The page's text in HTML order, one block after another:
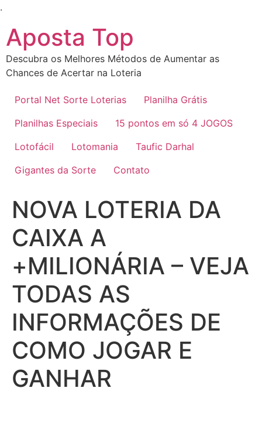
.
conteúdo
Aposta Top
Descubra os Melhores Métodos de Aumentar as
Chances de Acertar na Loteria
Portal Net Sorte Loterias
Planilha Grátis
Planilhas Especiais
15 pontos em só 4 JOGOS
Lotofácil
Lotomania
Taufic Darhal
Gigantes da Sorte
Contato
NOVA LOTERIA DA
CAIXA A
+MILIONÁRIA – VEJA
TODAS AS
INFORMAÇÕES DE
COMO JOGAR E
GANHAR